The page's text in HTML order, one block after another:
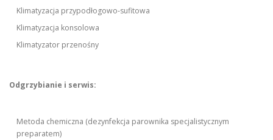
Klimatyzacja przypodłogowo-sufitowa
Klimatyzacja konsolowa
Klimatyzator przenośny
Odgrzybianie i serwis:
Metoda chemiczna (dezynfekcja parownika specjalistycznym
preparatem)